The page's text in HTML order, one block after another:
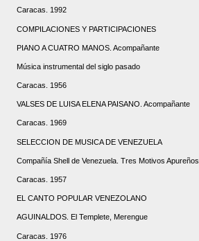
Caracas. 1992
COMPILACIONES Y PARTICIPACIONES
PIANO A CUATRO MANOS. Acompañante
Música instrumental del siglo pasado
Caracas. 1956
VALSES DE LUISA ELENA PAISANO. Acompañante
Caracas. 1969
SELECCION DE MUSICA DE VENEZUELA
Compañía Shell de Venezuela. Tres Motivos Apureños
Caracas. 1957
EL CANTO POPULAR VENEZOLANO
AGUINALDOS. El Templete, Merengue
Caracas. 1976